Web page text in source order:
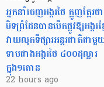
អ្នកនាំចេញអង្ករថៃ ត្អូញត្អែរថ
បិទព្រំដែនបានបើកផ្លូវឱ្យអង្ករខ្
វាយលុកទីផ្សារអន្តរជាតិជាមួ
ទាបជាងអង្ករថៃ ៤០០ដុល្លារ
ក្នុង១តោន
22 hours ago